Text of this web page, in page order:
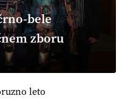
21.07.2026
je vse bolj priljubljeno
VEČ
#CAP
bele
zboru
leto